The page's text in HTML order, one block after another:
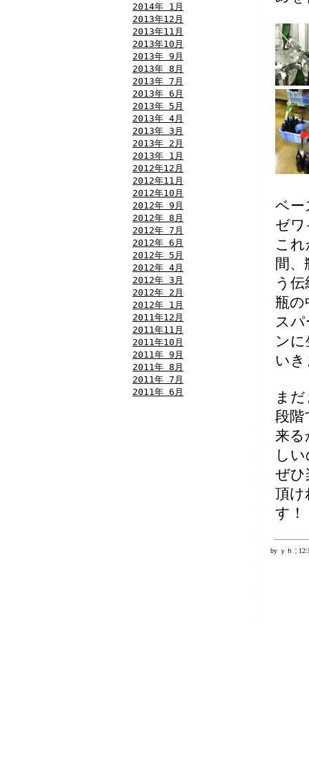
2014年 1月
2013年12月
2013年11月
2013年10月
2013年 9月
2013年 8月
2013年 7月
2013年 6月
2013年 5月
2013年 4月
2013年 3月
2013年 2月
2013年 1月
2012年12月
2012年11月
2012年10月
2012年 9月
2012年 8月
2012年 7月
2012年 6月
2012年 5月
2012年 4月
2012年 3月
2012年 2月
2012年 1月
2011年12月
2011年11月
2011年10月
2011年 9月
2011年 8月
2011年 7月
2011年 6月
ベー
ゼ
こ
間、
う
瓶の
ス
ン
い
ま
段階
来る
し
ぜひ
頂け
す！
by ｙｈ ¦